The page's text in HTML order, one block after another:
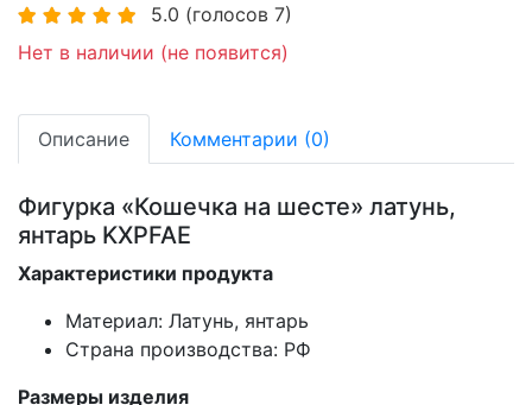
5.0 (голосов 7)
Нет в наличии (не появится)
Описание Комментарии (0)
Фигурка «Кошечка на шесте» латунь,
янтарь KXPFAE
Характеристики продукта
Материал: Латунь, янтарь
Страна производства: РФ
Размеры изделия